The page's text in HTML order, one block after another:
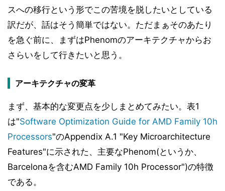
スへの移行という形でこの苦境を脱したいとしている
訳だが、話はそう簡単ではない。ただまぁそのあたり
を急ぐ前に、まずはPhenomのアーキテクチャからお
さらいをして行きたいと思う。
アーキテクチャの変革
まず、基本的な変更点を少しまとめてみたい。表1
は"Software Optimization Guide for AMD Family 10h
Processors"のAppendix A.1 "Key Microarchitecture
Features"に示された、主要なPhenom(というか、
Barcelonaを含むAMD Family 10h Processor")の特徴
である。